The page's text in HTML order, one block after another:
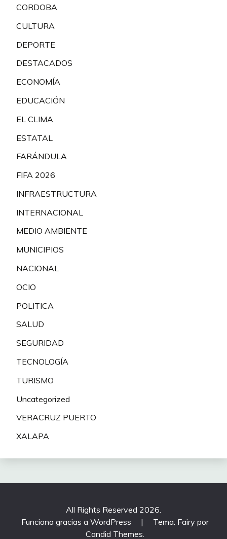
CORDOBA
CULTURA
DEPORTE
DESTACADOS
ECONOMÍA
EDUCACIÓN
EL CLIMA
ESTATAL
FARÁNDULA
FIFA 2026
INFRAESTRUCTURA
INTERNACIONAL
MEDIO AMBIENTE
MUNICIPIOS
NACIONAL
OCIO
POLITICA
SALUD
SEGURIDAD
TECNOLOGÍA
TURISMO
Uncategorized
VERACRUZ PUERTO
XALAPA
All Rights Reserved 2026.
Funciona gracias a WordPress
|
Tema: Fairy por
Candid Themes.